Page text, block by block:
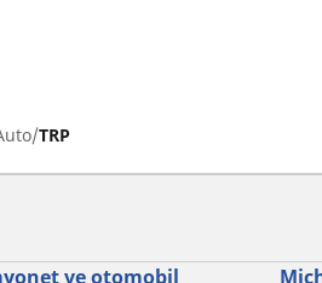
TRP
ve otomobil